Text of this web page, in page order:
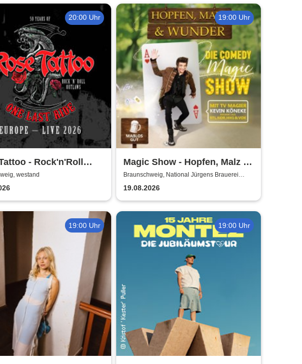
20:00 Uhr
- Rock'n'Roll
– One Last Ride
westand
19:00 Uhr
Magic Show - Hopfen, Malz &
Wunder - Kevin Köneke
Braunschweig, National Jürgens Brauerei
GmbH
19.08.2026
19:00 Uhr 19:00 Uhr